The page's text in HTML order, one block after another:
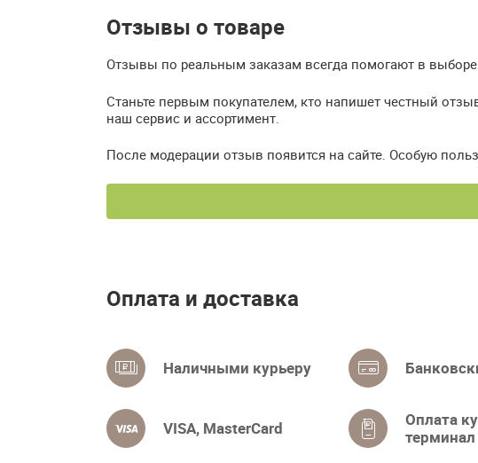
Отзывы о товаре
Отзывы по реальным заказам всегда помогают в выборе
Станьте первым покупателем, кто напишет честный
наш сервис и ассортимент.
После модерации отзыв появится на сайте. Особую
Оплата и доставка
Наличными курьеру
VISA, MasterCard
Оплата
терминал